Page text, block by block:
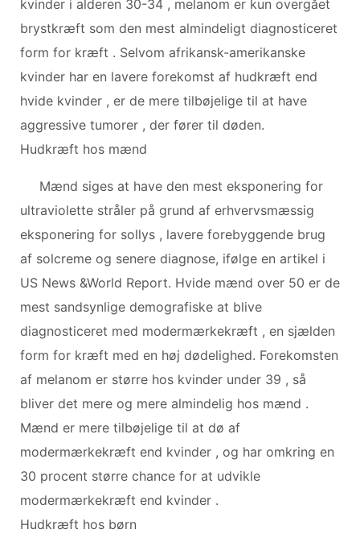
kvinder i alderen 30-34 , melanom er kun overgået
brystkræft som den mest almindeligt diagnosticeret
form for kræft . Selvom afrikansk-amerikanske
kvinder har en lavere forekomst af hudkræft end
hvide kvinder , er de mere tilbøjelige til at have
aggressive tumorer , der fører til døden.
Hudkræft hos mænd
Mænd siges at have den mest eksponering for
ultraviolette stråler på grund af erhvervsmæssig
eksponering for sollys , lavere forebyggende brug
af solcreme og senere diagnose, ifølge en artikel i
US News &World Report. Hvide mænd over 50 er de
mest sandsynlige demografiske at blive
diagnosticeret med modermærkekræft , en sjælden
form for kræft med en høj dødelighed. Forekomsten
af ​​melanom er større hos kvinder under 39 , så
bliver det mere og mere almindelig hos mænd .
Mænd er mere tilbøjelige til at dø af
modermærkekræft end kvinder , og har omkring en
30 procent større chance for at udvikle
modermærkekræft end kvinder .
Hudkræft hos børn